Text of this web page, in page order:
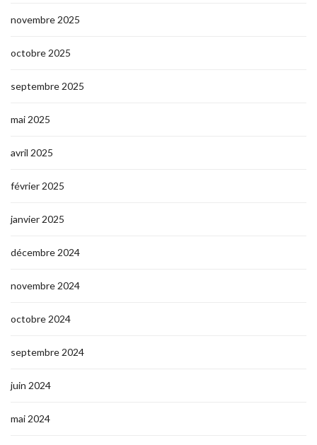
novembre 2025
octobre 2025
septembre 2025
mai 2025
avril 2025
février 2025
janvier 2025
décembre 2024
novembre 2024
octobre 2024
septembre 2024
juin 2024
mai 2024